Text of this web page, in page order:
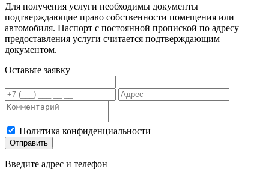
Для получения услуги необходимы документы
подтверждающие право собственности помещения или
автомобиля. Паспорт с постоянной пропиской по адресу
предоставления услуги считается подтверждающим
документом.
Оставьте заявку
Политика конфиденциальности
Отправить
Введите адрес и телефон